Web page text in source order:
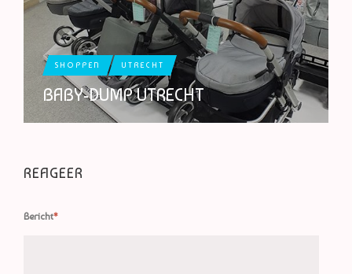
SHOPPEN UTRECHT
BABY-DUMP UTRECHT
REAGEER
Bericht*